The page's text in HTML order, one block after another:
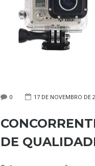
0 17 DE NOVEMBRO DE
DE